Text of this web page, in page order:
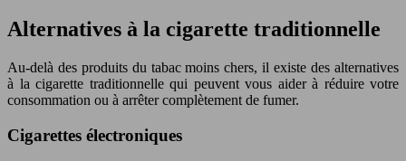
Alternatives à la cigarette traditionnelle
Au-delà des produits du tabac moins chers, il existe des alternatives
à la cigarette traditionnelle qui peuvent vous aider à réduire votre
consommation ou à arrêter complètement de fumer.
Cigarettes électroniques